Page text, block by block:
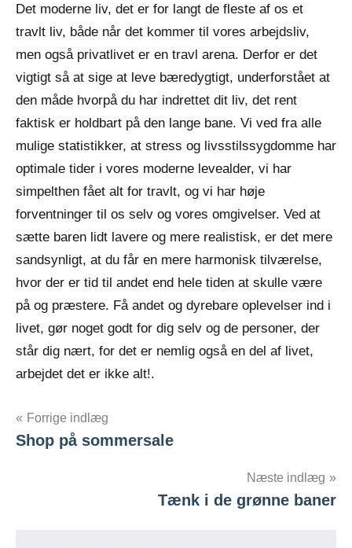
Det moderne liv, det er for langt de fleste af os et
travlt liv, både når det kommer til vores arbejdsliv,
men også privatlivet er en travl arena. Derfor er det
vigtigt så at sige at leve bæredygtigt, underforstået at
den måde hvorpå du har indrettet dit liv, det rent
faktisk er holdbart på den lange bane. Vi ved fra alle
mulige statistikker, at stress og livsstilssygdomme har
optimale tider i vores moderne levealder, vi har
simpelthen fået alt for travlt, og vi har høje
forventninger til os selv og vores omgivelser. Ved at
sætte baren lidt lavere og mere realistisk, er det mere
sandsynligt, at du får en mere harmonisk tilværelse,
hvor der er tid til andet end hele tiden at skulle være
på og præstere. Få andet og dyrebare oplevelser ind i
livet, gør noget godt for dig selv og de personer, der
står dig nært, for det er nemlig også en del af livet,
arbejdet det er ikke alt!.
Indlægsnavigation
Forrige indlæg
Shop på sommersale
Næste indlæg
Tænk i de grønne baner